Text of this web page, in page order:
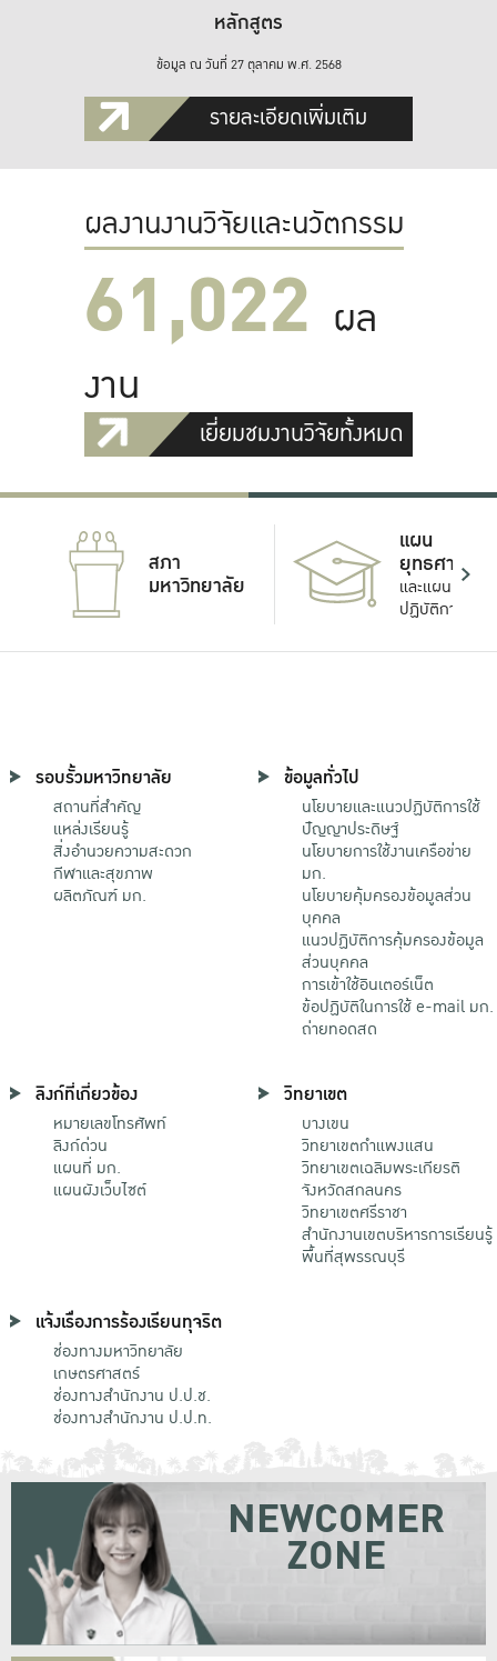
หลักสูตร
ข้อมูล ณ วันที่ 27 ตุลาคม พ.ศ. 2568
รายละเอียดเพิ่มเติม
ผลงานงานวิจัยและนวัตกรรม
61,022 ผล
งาน
เยี่ยมชมงานวิจัยทั้งหมด
สภา
มหาวิทยาลัย
แผน
ยุทธศาสตร์
และแผน
ปฏิบัติการ
รอบรั้วมหาวิทยาลัย
สถานที่สำคัญ
แหล่งเรียนรู้
สิ่งอำนวยความสะดวก
กีฬาและสุขภาพ
ผลิตภัณฑ์ มก.
ข้อมูลทั่วไป
นโยบายและแนวปฏิบัติการใช้
ปัญญาประดิษฐ์
นโยบายการใช้งานเครือข่าย
มก.
นโยบายคุ้มครองข้อมูลส่วน
บุคคล
แนวปฏิบัติการคุ้มครองข้อมูล
ส่วนบุคคล
การเข้าใช้อินเตอร์เน็ต
ข้อปฏิบัติในการใช้ e-mail มก.
ถ่ายทอดสด
ลิงก์ที่เกี่ยวข้อง
หมายเลขโทรศัพท์
ลิงก์ด่วน
แผนที่ มก.
แผนผังเว็บไซต์
วิทยาเขต
บางเขน
วิทยาเขตกําแพงแสน
วิทยาเขตเฉลิมพระเกียรติ
จังหวัดสกลนคร
วิทยาเขตศรีราชา
สำนักงานเขตบริหารการเรียนรู้
พื้นที่สุพรรณบุรี
แจ้งเรื่องการร้องเรียนทุจริต
ช่องทางมหาวิทยาลัย
เกษตรศาสตร์
ช่องทางสำนักงาน ป.ป.ช.
ช่องทางสำนักงาน ป.ป.ท.
NEWCOMER
ZONE